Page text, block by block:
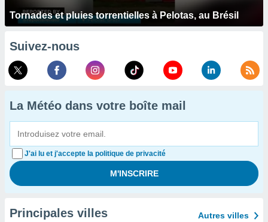
Tornades et pluies torrentielles à Pelotas, au Brésil
Suivez-nous
La Météo dans votre boîte mail
J'ai lu et j'accepte la politique de privacité
Principales villes Autres villes